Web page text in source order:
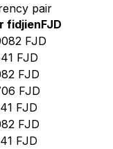
pair
fidjienFJD
FJD
FJD
FJD
FJD
FJD
FJD
FJD